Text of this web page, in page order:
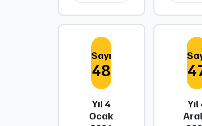
Sayı
48
Yıl 4
Ocak
Yıl